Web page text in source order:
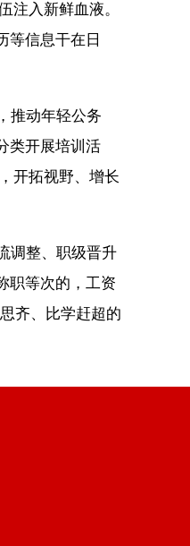
注入新鲜血液。
等信息干在日
推动年轻公务
类开展培训活
开拓视野、增长
调整、职级晋升
职等次的，工资
齐、比学赶超的